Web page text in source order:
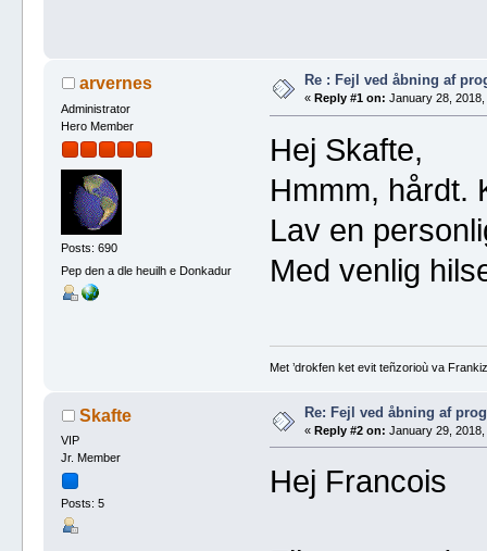
arvernes
Administrator
Hero Member
Posts: 690
Pep den a dle heuilh e Donkadur
Re : Fejl ved åbning af
« Reply #1 on: January 28,
Hej Skafte,
Hmmm, hårdt.
Lav en
Med venlig
Met ’drokfen ket evit teñzorioù va
Skafte
VIP
Jr. Member
Posts: 5
Re: Fejl ved åbning af
«Reply #2 on: January 29,
Hej Francois